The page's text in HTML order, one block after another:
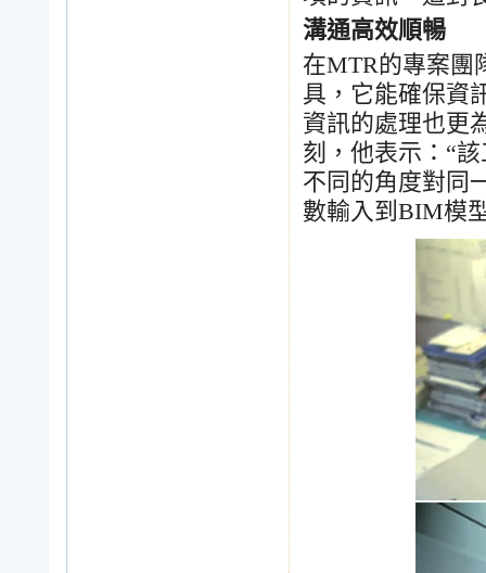
溝通高效順暢
在MTR的專案團
具，它能確保資
資訊的處理也更
刻，他表示： “
不同的角度對同
數輸入到 BIM模